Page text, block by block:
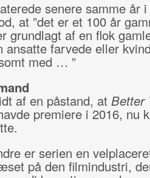
senere samme år
at ”det er et 100 år
grundlagt af en flok
farvede eller
med … ”
af en påstand, at Better
premiere i 2016, nu
er serien en
på den filmindustri,